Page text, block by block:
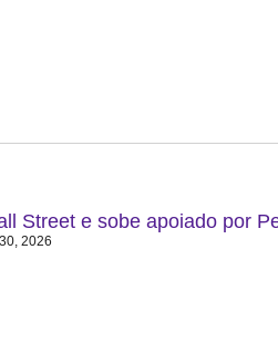
Street e sobe apoiado por
2026